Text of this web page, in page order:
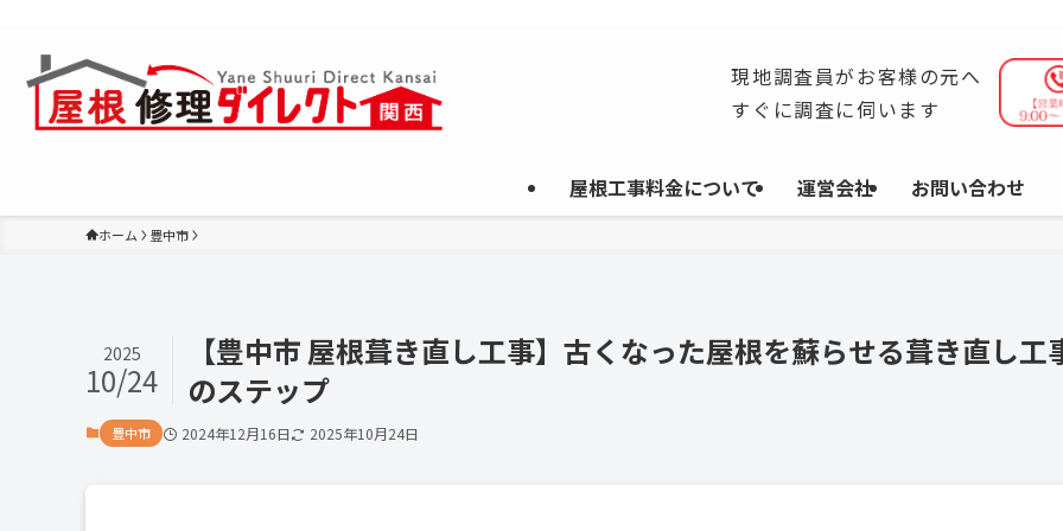
屋根工事料金について 運営会社 お問い合わせ
現地調査員がお客様の元へ
すぐに調査に伺います
ホーム 豊中市
【豊中市 屋根葺き直し工事】古くなった屋根を蘇らせる葺き直し工
のステップ
2025
10/24
豊中市 2024年12月16日 2025年10月24日